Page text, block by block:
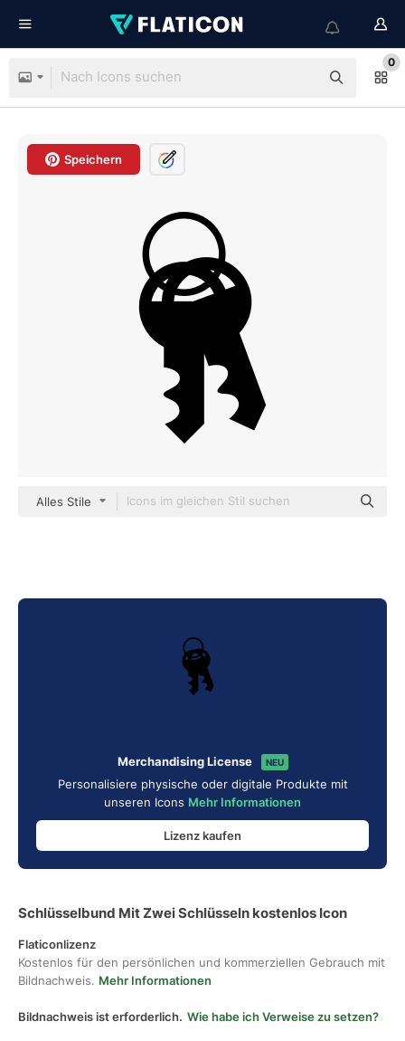
0
Speichern
Alles Stile
Merchandising License NEU
Personalisiere physische oder digitale Produkte mit
unseren Icons Mehr Informationen
Lizenz kaufen
Schlüsselbund Mit Zwei Schlüsseln kostenlos Icon
Flaticonlizenz
Kostenlos für den persönlichen und kommerziellen Gebrauch mit
Bildnachweis. Mehr Informationen
Bildnachweis ist erforderlich. Wie habe ich Verweise zu setzen?